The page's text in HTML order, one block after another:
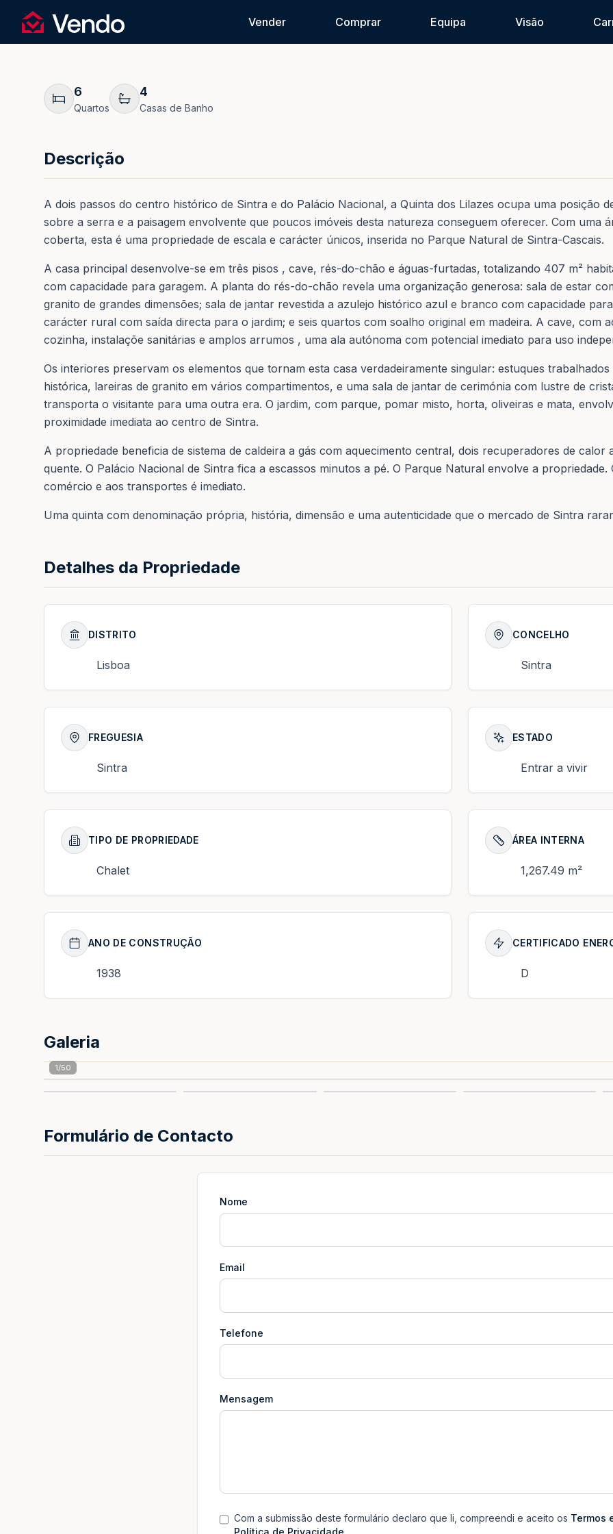
Vendo
Vender Comprar Equipa Visão
6
Quartos
4
Casas de Banho
Descrição
A dois passos do centro histórico de Sintra e do Palácio Nacional, a Quinta dos Lilazes ocupa uma posição
sobre a serra e a paisagem envolvente que poucos imóveis desta natureza conseguem oferecer. Com uma
coberta, esta é uma propriedade de escala e carácter únicos, inserida no Parque Natural de Sintra-Cascais.
A casa principal desenvolve-se em três pisos , cave, rés-do-chão e águas-furtadas, totalizando 407 m²
com capacidade para garagem. A planta do rés-do-chão revela uma organização generosa: sala de estar
granito de grandes dimensões; sala de jantar revestida a azulejo histórico azul e branco com capacidade
carácter rural com saída directa para o jardim; e seis quartos com soalho original em madeira. A cave, com
cozinha, instalaçõe sanitárias e amplos arrumos , uma ala autónoma com potencial imediato para uso
Os interiores preservam os elementos que tornam esta casa verdadeiramente singular: estuques
histórica, lareiras de granito em vários compartimentos, e uma sala de jantar de cerimónia com lustre de
transporta o visitante para uma outra era. O jardim, com parque, pomar misto, horta, oliveiras e mata,
proximidade imediata ao centro de Sintra.
A propriedade beneficia de sistema de caldeira a gás com aquecimento central, dois recuperadores de calor
quente. O Palácio Nacional de Sintra fica a escassos minutos a pé. O Parque Natural envolve a
comércio e aos transportes é imediato.
Uma quinta com denominação própria, história, dimensão e uma autenticidade que o mercado de Sintra
Detalhes da Propriedade
DISTRITO
Lisboa
CONCELHO
Sintra
FREGUESIA
Sintra
ESTADO
Entrar a vivir
TIPO DE PROPRIEDADE
Chalet
ÁREA INTERNA
1,267.49 m²
ANO DE CONSTRUÇÃO
1938
CERTIFICADO
D
Galeria
1/50
Formulário de Contacto
Nome
Email
Telefone
Mensagem
Com a submissão deste formulário declaro que li, compreendi e aceito os Termos
Política de Privacidade